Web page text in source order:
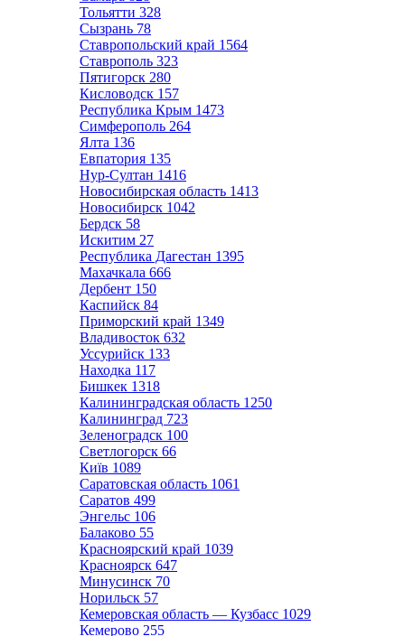
Тольятти 328
Сызрань 78
Ставропольский край 1564
Ставрополь 323
Пятигорск 280
Кисловодск 157
Республика Крым 1473
Симферополь 264
Ялта 136
Евпатория 135
Нур-Султан 1416
Новосибирская область 1413
Новосибирск 1042
Бердск 58
Искитим 27
Республика Дагестан 1395
Махачкала 666
Дербент 150
Каспийск 84
Приморский край 1349
Владивосток 632
Уссурийск 133
Находка 117
Бишкек 1318
Калининградская область 1250
Калининград 723
Зеленоградск 100
Светлогорск 66
Київ 1089
Саратовская область 1061
Саратов 499
Энгельс 106
Балаково 55
Красноярский край 1039
Красноярск 647
Минусинск 70
Норильск 57
Кемеровская область — Кузбасс 1029
Кемерово 255